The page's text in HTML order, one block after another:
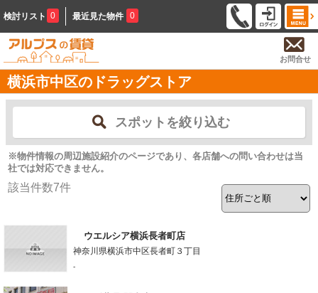
検討リスト 0 最近見た物件 0
お問合せ
横浜市中区のドラッグストア
スポットを絞り込む
※物件情報の周辺施設紹介のページであり、各店舗への問い合わせは当
社では対応できません。
該当件数7件
ウエルシア横浜長者町店
神奈川県横浜市中区長者町３丁目
-